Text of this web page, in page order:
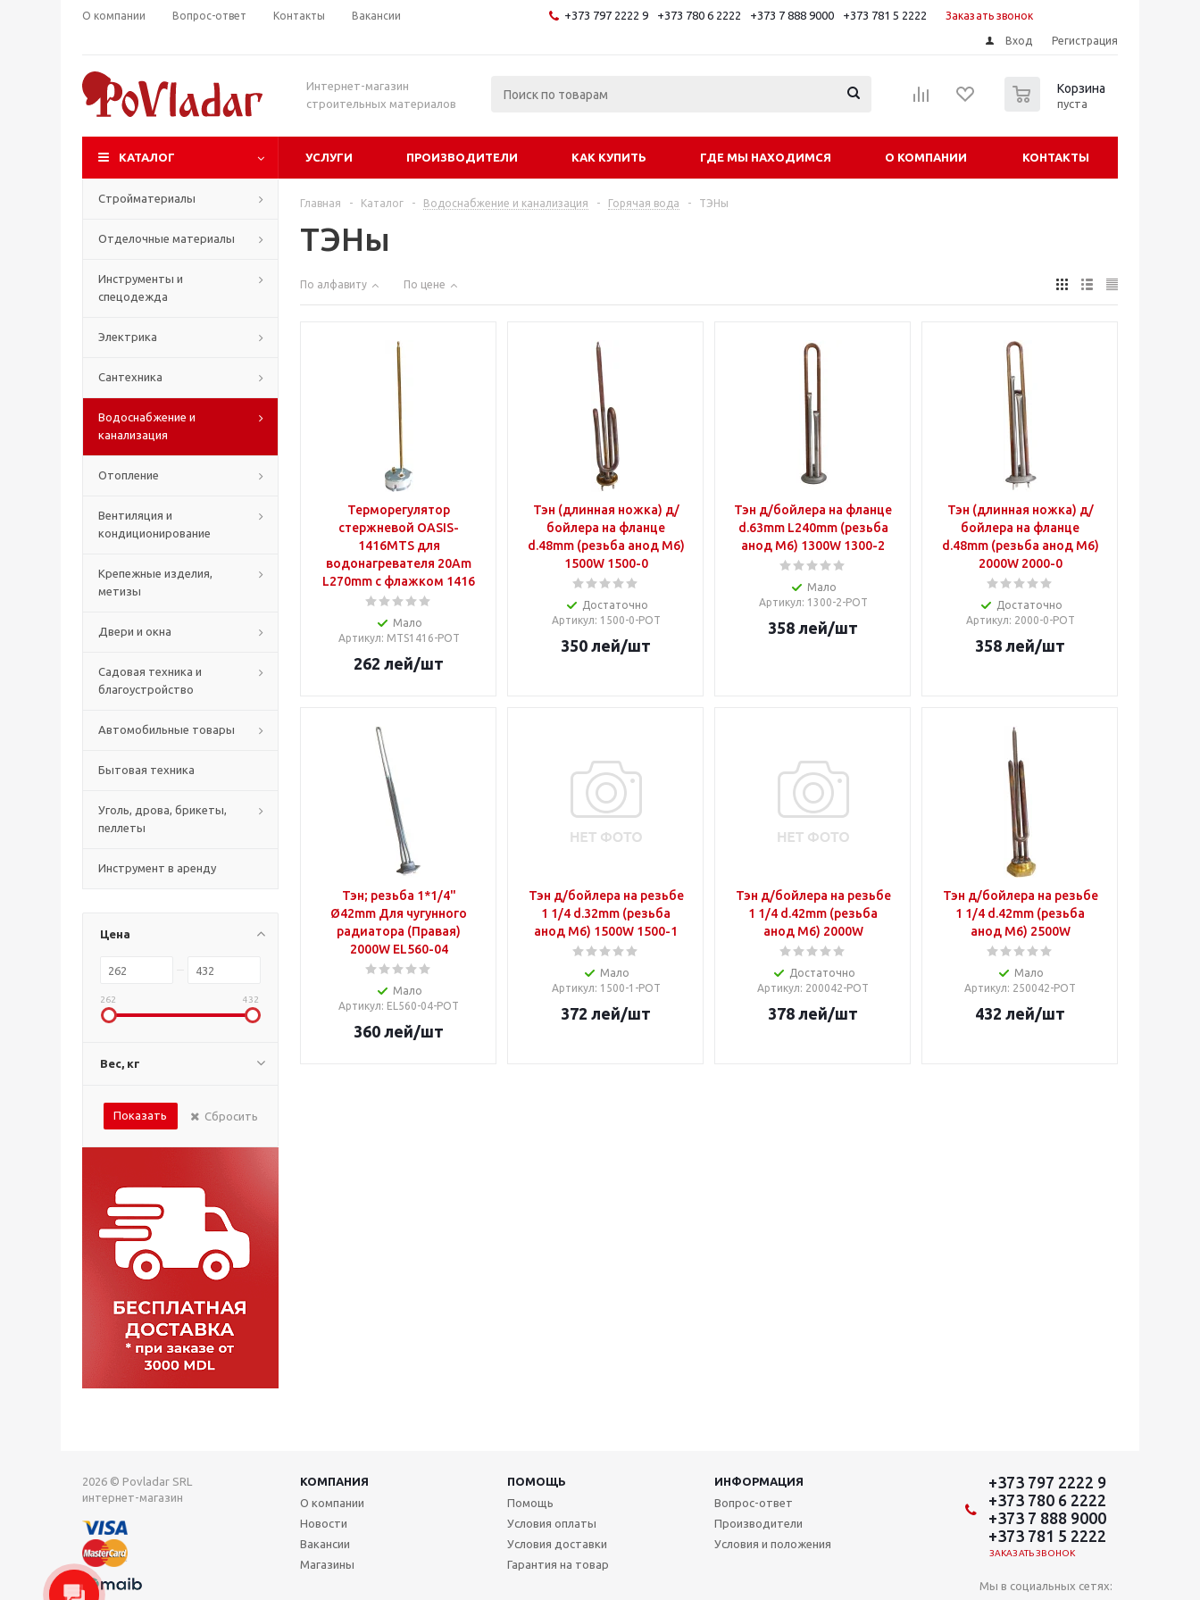
О компании Вопрос-ответ Контакты Вакансии +373 797 2222 9 +373 780 6 2222 +373 7 888 9000 +373 781 5 2222 Заказать звонок
Вход Регистрация
Интернет-магазин
строительных материалов
Корзина
пуста
КАТАЛОГ УСЛУГИ ПРОИЗВОДИТЕЛИ КАК КУПИТЬ ГДЕ МЫ НАХОДИМСЯ О КОМПАНИИ КОНТАКТЫ
Стройматериалы
Отделочные материалы
Инструменты и
спецодежда
Электрика
Сантехника
Водоснабжение и
канализация
Отопление
Вентиляция и
кондиционирование
Крепежные изделия,
метизы
Двери и окна
Садовая техника и
благоустройство
Автомобильные товары
Бытовая техника
Уголь, дрова, брикеты,
пеллеты
Инструмент в аренду
Цена
262 432
Вес, кг
Показать Сбросить
Главная - Каталог - Водоснабжение и канализация - Горячая вода - ТЭНы
ТЭНы
По алфавиту По цене
Терморегулятор
стержневой OASIS-
1416MTS для
водонагревателя 20Am
L270mm с флажком 1416
Мало
Артикул: MTS1416-POT
262 лей/шт
Тэн (длинная ножка) д/
бойлера на фланце
d.48mm (резьба анод М6)
1500W 1500-0
Достаточно
Артикул: 1500-0-POT
350 лей/шт
Тэн д/бойлера на фланце
d.63mm L240mm (резьба
анод М6) 1300W 1300-2
Мало
Артикул: 1300-2-POT
358 лей/шт
Тэн (длинная ножка) д/
бойлера на фланце
d.48mm (резьба анод М6)
2000W 2000-0
Достаточно
Артикул: 2000-0-POT
358 лей/шт
Тэн; резьба 1*1/4"
Ø42mm Для чугунного
радиатора (Правая)
2000W EL560-04
Мало
Артикул: EL560-04-POT
360 лей/шт
Тэн д/бойлера на резьбе
1 1/4 d.32mm (резьба
анод М6) 1500W 1500-1
Мало
Артикул: 1500-1-POT
372 лей/шт
Тэн д/бойлера на резьбе
1 1/4 d.42mm (резьба
анод М6) 2000W
Достаточно
Артикул: 200042-POT
378 лей/шт
Тэн д/бойлера на резьбе
1 1/4 d.42mm (резьба
анод М6) 2500W
Мало
Артикул: 250042-POT
432 лей/шт
2026 © Povladar SRL
интернет-магазин
КОМПАНИЯ ПОМОЩЬ
ИНФОРМАЦИЯ
О компании
Новости
Вакансии
Магазины
Помощь
Условия оплаты
Условия доставки
Гарантия на товар
Вопрос-ответ
Производители
Условия и положения
+373 797 2222 9
+373 780 6 2222
+373 7 888 9000
+373 781 5 2222
ЗАКАЗАТЬ ЗВОНОК
Мы в социальных сетях: